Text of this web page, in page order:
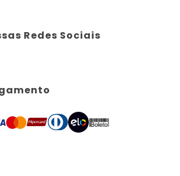
Redes Sociais